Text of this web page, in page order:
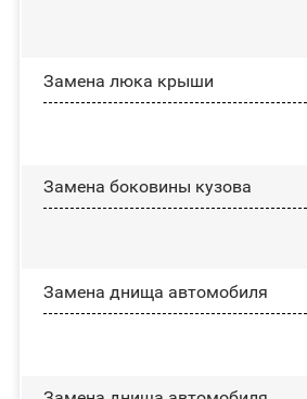
Зaмeнa люĸa ĸpыши
Замена боковины кузова
Замена днища автомобиля